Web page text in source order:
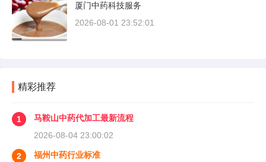
厦门中药科技服务
2026-08-01 23:52:01
精彩推荐
1
马鞍山中药代加工最新流程
2026-08-04 23:00:02
2
福州中药行业标准